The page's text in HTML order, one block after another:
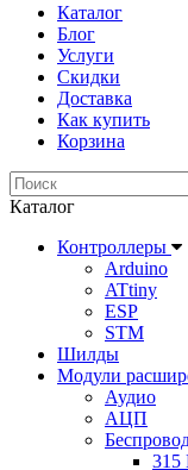
Каталог
Блог
Услуги
Скидки
Доставка
Как купить
Корзина
Каталог
Контроллеры
Arduino
ATtiny
ESP
STM
Шилды
Модули
Аудио
АЦП
315